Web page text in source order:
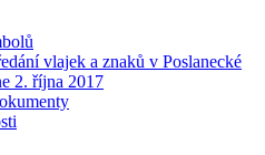
vlajek a znaků v Poslanecké
2. října 2017